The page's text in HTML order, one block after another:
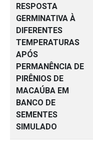
RESPOSTA
GERMINATIVA À
DIFERENTES
TEMPERATURAS
APÓS
PERMANÊNCIA DE
PIRÊNIOS DE
MACAÚBA EM
BANCO DE
SEMENTES
SIMULADO